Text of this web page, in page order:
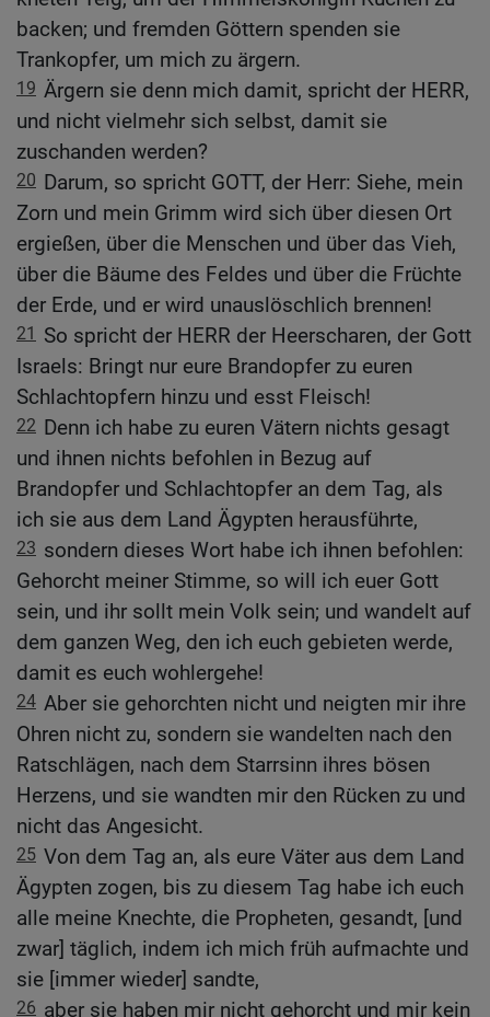
backen; und fremden Göttern spenden sie
Trankopfer, um mich zu ärgern.
19 Ärgern sie denn mich damit, spricht der HERR,
und nicht vielmehr sich selbst, damit sie
zuschanden werden?
20 Darum, so spricht GOTT, der Herr: Siehe, mein
Zorn und mein Grimm wird sich über diesen Ort
ergießen, über die Menschen und über das Vieh,
über die Bäume des Feldes und über die Früchte
der Erde, und er wird unauslöschlich brennen!
21
So spricht der HERR der Heerscharen, der Gott
Israels: Bringt nur eure Brandopfer zu euren
Schlachtopfern hinzu und esst Fleisch!
22 Denn ich habe zu euren Vätern nichts gesagt
und ihnen nichts befohlen in Bezug auf
Brandopfer und Schlachtopfer an dem Tag, als
ich sie aus dem Land Ägypten herausführte,
23 sondern dieses Wort habe ich ihnen befohlen:
Gehorcht meiner Stimme, so will ich euer Gott
sein, und ihr sollt mein Volk sein; und wandelt auf
dem ganzen Weg, den ich euch gebieten werde,
damit es euch wohlergehe!
24 Aber sie gehorchten nicht und neigten mir ihre
Ohren nicht zu, sondern sie wandelten nach den
Ratschlägen, nach dem Starrsinn ihres bösen
Herzens, und sie wandten mir den Rücken zu und
nicht das Angesicht.
25 Von dem Tag an, als eure Väter aus dem Land
Ägypten zogen, bis zu diesem Tag habe ich euch
alle meine Knechte, die Propheten, gesandt, [und
zwar] täglich, indem ich mich früh aufmachte und
sie [immer wieder] sandte,
26 aber sie haben mir nicht gehorcht und mir kein